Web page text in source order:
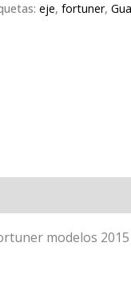
eje,fortuner,
modelos 2015